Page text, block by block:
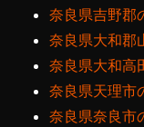
奈良県吉野郡
奈良県大和郡
奈良県大和高
奈良県天理市
奈良県奈良市